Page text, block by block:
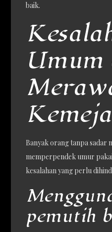
baik.
Umum
Banyak orang tanpa sadar
memperpendek umur
kesalahan yang perlu
pemutih